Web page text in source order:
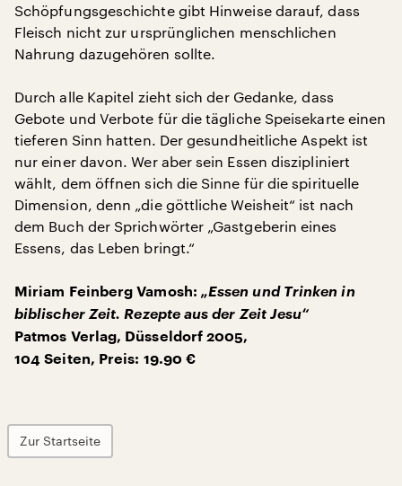
Schöpfungsgeschichte gibt Hinweise darauf, dass
Fleisch nicht zur ursprünglichen menschlichen
Nahrung dazugehören sollte.
Durch alle Kapitel zieht sich der Gedanke, dass
Gebote und Verbote für die tägliche Speisekarte einen
tieferen Sinn hatten. Der gesundheitliche Aspekt ist
nur einer davon. Wer aber sein Essen diszipliniert
wählt, dem öffnen sich die Sinne für die spirituelle
Dimension, denn „die göttliche Weisheit“ ist nach
dem Buch der Sprichwörter „Gastgeberin eines
Essens, das Leben bringt.“
Miriam Feinberg Vamosh: „Essen und Trinken in
biblischer Zeit. Rezepte aus der Zeit Jesu“
Patmos Verlag, Düsseldorf 2005,
104 Seiten, Preis: 19.90 €
Zur Startseite